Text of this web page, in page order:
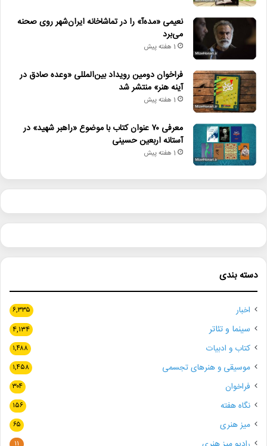
نعیمی «مده‌آ» را در تماشاخانه ایران‌شهر روی صحنه
می‌برد
1 هفته پیش
فراخوان دومین رویداد بین‌المللی «وعده صادق در
آینه هنر» منتشر شد
1 هفته پیش
معرفی ۷۰ عنوان کتاب با موضوع «راهبر شهید» در
آستانه اربعین حسینی
1 هفته پیش
دسته بندی
اخبار ۶,۳۳۵
سینما و تئاتر ۴,۱۳۴
کتاب و ادبیات ۱,۴۸۸
موسیقی و هنرهای تجسمی ۱,۴۵۸
فراخوان ۳۰۴
نگاه هفته ۱۵۶
میز هنری ۶۵